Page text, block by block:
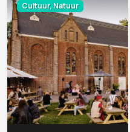
Cultuur, Natuur